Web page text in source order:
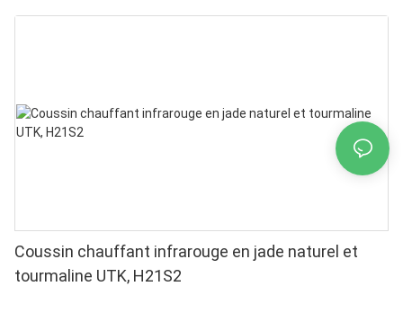
Coussin chauffant infrarouge en jade naturel et
tourmaline UTK, H21S2